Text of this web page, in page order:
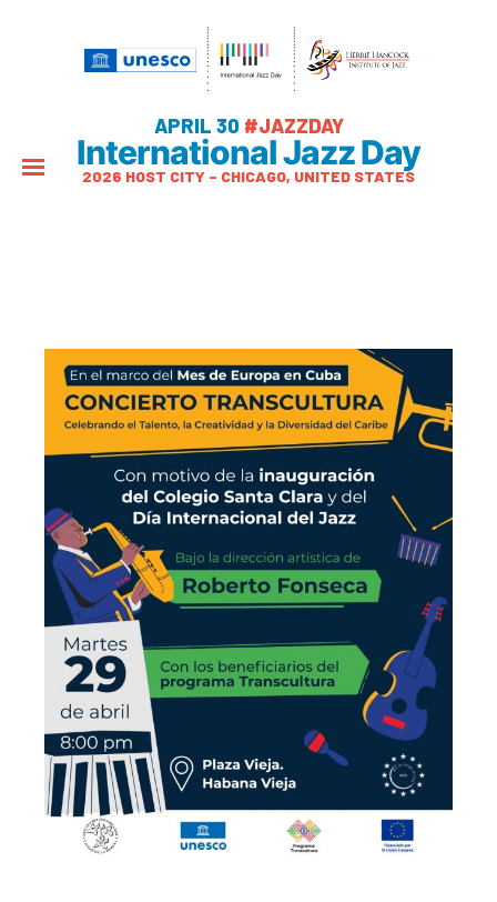
APRIL 30 #JAZZDAY
International Jazz Day
2026 HOST CITY – CHICAGO, UNITED STATES